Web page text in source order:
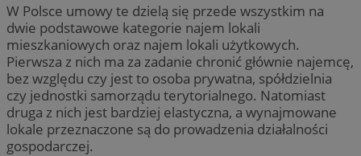
W Polsce umowy te dzielą się przede wszystkim na
dwie podstawowe kategorie najem lokali
mieszkaniowych oraz najem lokali użytkowych.
Pierwsza z nich ma za zadanie chronić głównie najemcę,
bez względu czy jest to osoba prywatna, spółdzielnia
czy jednostki samorządu terytorialnego. Natomiast
druga z nich jest bardziej elastyczna, a wynajmowane
lokale przeznaczone są do prowadzenia działalności
gospodarczej.